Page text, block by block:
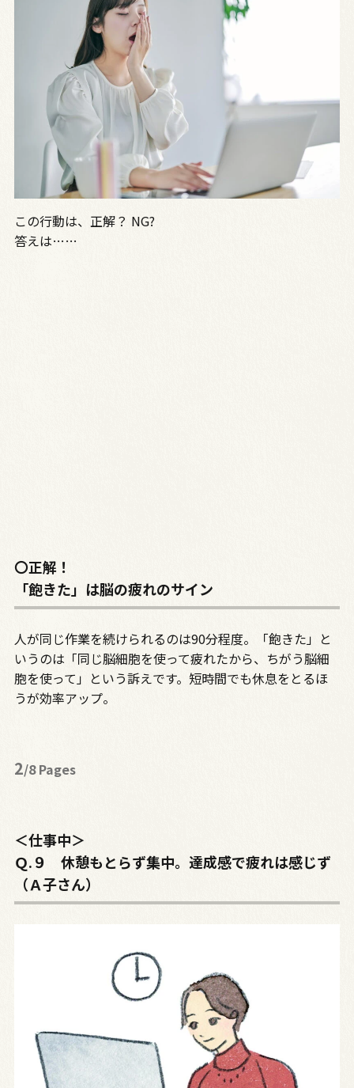
この行動は、正解？ NG?
答えは……
〇正解！
「飽きた」は脳の疲れのサイン
人が同じ作業を続けられるのは90分程度。「飽きた」と
いうのは「同じ脳細胞を使って疲れたから、ちがう脳細
胞を使って」という訴えです。短時間でも休息をとるほ
うが効率アップ。
2/8 Pages
＜仕事中＞
Ｑ.９ 休憩もとらず集中。達成感で疲れは感じず
（Ａ子さん）